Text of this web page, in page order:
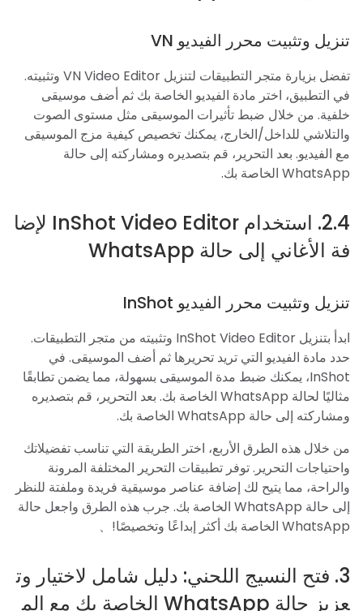
تنزيل وتثبيت محرر الفيديو VN
تفضل بزيارة متجر التطبيقات لتنزيل VN Video Editor وتثبيته.
في التطبيق، اختر مادة الفيديو الخاصة بك ثم أضف موسيقى
خلفية. من خلال ضبط تأثيرات الموسيقى مثل مستوى الصوت
والتلاشي للداخل/الخارج، يمكنك تخصيص كيفية مزج الموسيقى
مع الفيديو. بعد التحرير، قم بتصديره ومشاركته إلى حالة
WhatsApp الخاصة بك.
2.4. استخدام InShot Video Editor لإضا
فة الأغاني إلى حالة WhatsApp
تنزيل وتثبيت محرر الفيديو InShot
ابدأ بتنزيل InShot Video Editor وتثبيته من متجر التطبيقات.
حدد مادة الفيديو التي تريد تحريرها ثم أضف الموسيقى. في
InShot، يمكنك ضبط مدة الموسيقى بسهولة، مما يضمن تطابقًا
مثاليًا لحالة WhatsApp الخاصة بك. بعد التحرير، قم بتصديره
ومشاركته إلى حالة WhatsApp الخاصة بك.
من خلال هذه الطرق الأربع، اختر الطريقة التي تناسب تفضيلاتك
واحتياجات التحرير. توفر تطبيقات التحرير المختلفة المرونة
والراحة، مما يتيح لك إضافة عناصر موسيقية فريدة وملفتة للنظر
إلى حالة WhatsApp الخاصة بك. جرب هذه الطرق واجعل حالة
WhatsApp الخاصة بك أكثر إبداعًا وتخصيصًا!、
3. فتح النسيج اللحني: دليل شامل لاختيار وت
عزيز حالة WhatsApp الخاصة بك مع الم